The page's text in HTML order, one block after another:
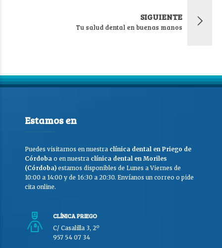
SIGUIENTE
Tu salud dental en buenas manos
Estamos en
Puedes visitarnos en nuestra clínica dental en Priego de
Córdoba o en nuestra clínica dental en Moriles
(Córdoba) estamos disponibles de Lunes a Viernes de
10:00 a 14:00 y de 16:30 a 20:30. Envíanos un correo o pide
cita online.
CLÍNICA PRIEGO
C/ Casalilla 3, 2º
957 54 07 34